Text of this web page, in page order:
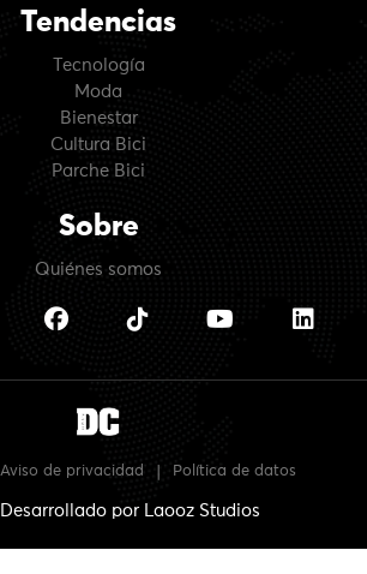
Tendencias
Tecnología
Moda
Bienestar
Cultura Bici
Parche Bici
Sobre
Quiénes somos
Aviso de privacidad Política de datos
Desarrollado por Laooz Studios